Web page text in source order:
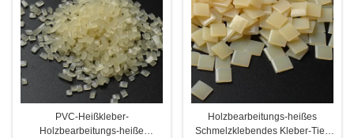
PVC-Heißkleber-
Holzbearbeitungs-heiße
Holzbearbeitungs-heißes
Schmelzklebendes Kleber-Tief-